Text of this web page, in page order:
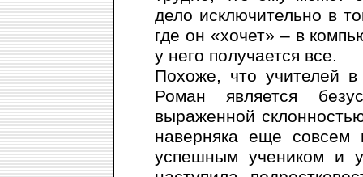
дело исключительно в
где он «хочет» – в
у него получается все.
Похоже, что учителей
Роман является
выраженной
наверняка еще
успешным учеником и